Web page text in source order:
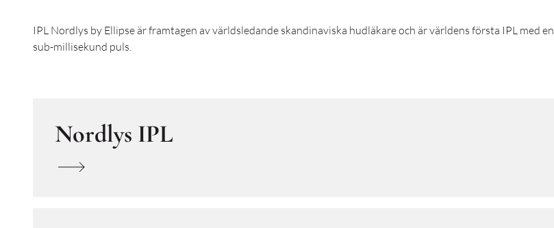
IPL Nordlys by Ellipse är framtagen av världsledande skandinaviska hudläkare och är världens första IPL med en
sub-millisekund puls.
Nordlys IPL